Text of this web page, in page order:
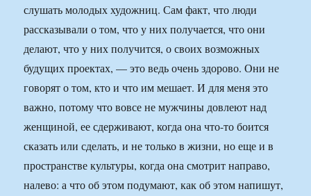
слушать молодых художниц. Сам факт, что люди
рассказывали о том, что у них получается, что они
делают, что у них получится, о своих возможных
будущих проектах, — это ведь очень здорово. Они не
говорят о том, кто и что им мешает. И для меня это
важно, потому что вовсе не мужчины довлеют над
женщиной, ее сдерживают, когда она что-то боится
сказать или сделать, и не только в жизни, но еще и в
пространстве культуры, когда она смотрит направо,
налево: а что об этом подумают, как об этом напишут,